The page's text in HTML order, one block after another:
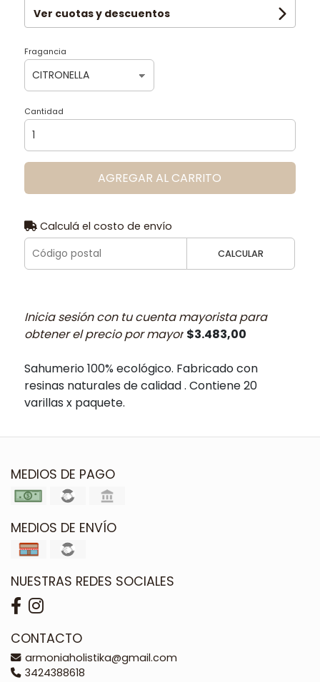
Ver cuotas y descuentos
Fragancia
Cantidad
AGREGAR AL CARRITO
Calculá el costo de envío
CALCULAR
Inicia sesión con tu cuenta mayorista para
obtener el precio por mayor $3.483,00
Sahumerio 100% ecológico. Fabricado con
resinas naturales de calidad . Contiene 20
varillas x paquete.
MEDIOS DE PAGO
MEDIOS DE ENVÍO
NUESTRAS REDES SOCIALES
CONTACTO
armoniaholistika@gmail.com
3424388618